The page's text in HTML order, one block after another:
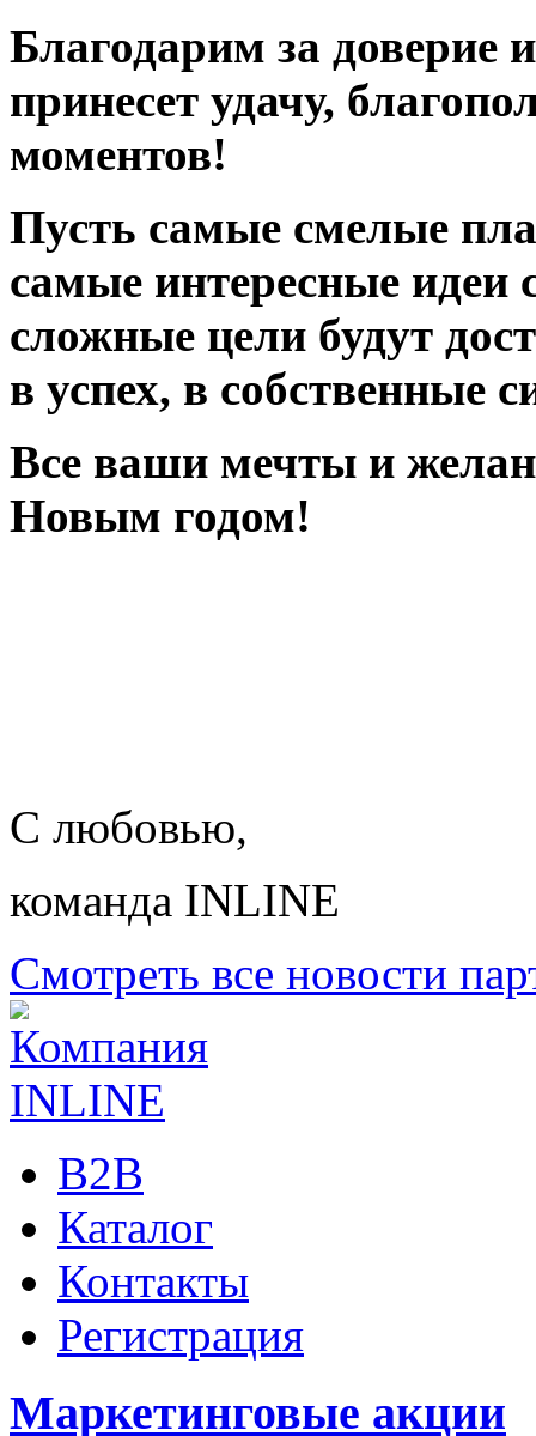
Благодарим за доверие
принесет удачу,
моментов!
Пусть самые смелые
самые интересные идеи
сложные цели будут
в успех, в собственные
Все ваши мечты и
Новым годом!
С любовью,
команда INLINE
Смотреть все новости
B2B
Каталог
Контакты
Регистрация
Маркетинговые акции